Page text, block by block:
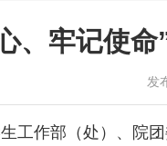
、牢记使
发
工作部（处）、院